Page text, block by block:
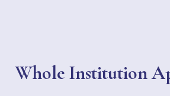
Whole Institution